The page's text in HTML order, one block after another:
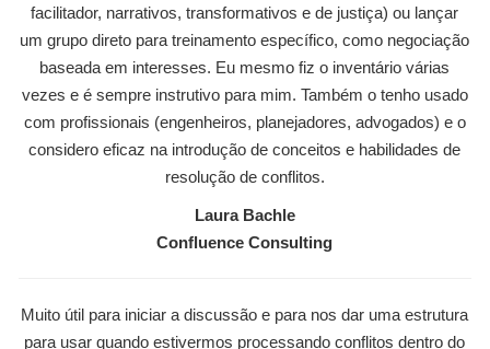
facilitador, narrativos, transformativos e de justiça) ou lançar
um grupo direto para treinamento específico, como negociação
baseada em interesses. Eu mesmo fiz o inventário várias
vezes e é sempre instrutivo para mim. Também o tenho usado
com profissionais (engenheiros, planejadores, advogados) e o
considero eficaz na introdução de conceitos e habilidades de
resolução de conflitos.
Laura Bachle
Confluence Consulting
Muito útil para iniciar a discussão e para nos dar uma estrutura
para usar quando estivermos processando conflitos dentro do